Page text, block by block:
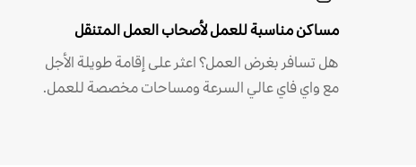
مساكن مناسبة للعمل لأصحاب العمل المتنقل
هل تسافر بغرض العمل؟ اعثر على إقامة طويلة الأجل
مع واي فاي عالي السرعة ومساحات مخصصة للعمل.